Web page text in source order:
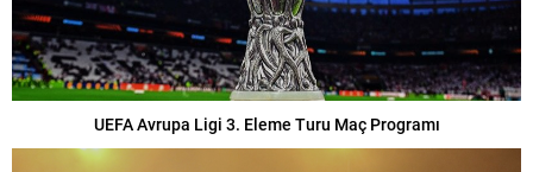
UEFA Avrupa Ligi 3. Eleme Turu Maç Programı